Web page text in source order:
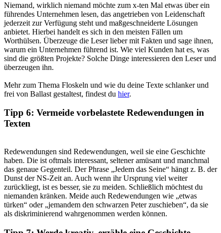
Niemand, wirklich niemand möchte zum x-ten Mal etwas über ein
führendes Unternehmen lesen, das angetrieben von Leidenschaft
jederzeit zur Verfügung steht und maßgeschneiderte Lösungen
anbietet. Hierbei handelt es sich in den meisten Fällen um
Worthülsen. Überzeuge die Leser lieber mit Fakten und sage ihnen,
warum ein Unternehmen führend ist. Wie viel Kunden hat es, was
sind die größten Projekte? Solche Dinge interessieren den Leser und
überzeugen ihn.
Mehr zum Thema Floskeln und wie du deine Texte schlanker und
frei von Ballast gestaltest, findest du hier.
Tipp 6: Vermeide vorbelastete Redewendungen in
Texten
Redewendungen sind Redewendungen, weil sie eine Geschichte
haben. Die ist oftmals interessant, seltener amüsant und manchmal
das genaue Gegenteil. Der Phrase „Jedem das Seine“ hängt z. B. der
Dunst der NS-Zeit an. Auch wenn ihr Ursprung viel weiter
zurückliegt, ist es besser, sie zu meiden. Schließlich möchtest du
niemanden kränken. Meide auch Redewendungen wie „etwas
türken“ oder „jemandem den schwarzen Peter zuschieben“, da sie
als diskriminierend wahrgenommen werden können.